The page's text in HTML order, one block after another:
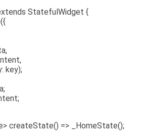
StatefulWidget {
key);
createState() => _HomeState();